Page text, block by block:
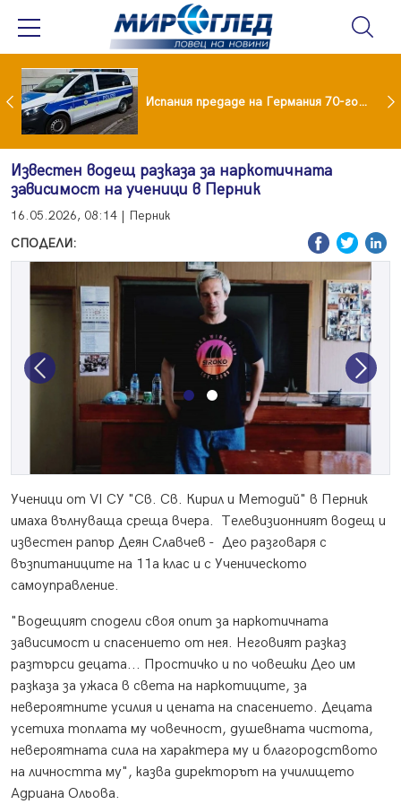
Нови пътни такси в Румъния от 31 август: Колко ще плащат камионите и колите Испания предаде на Германия 70-годишен заподозрян за банков обир
Известен водещ разказа за наркотичната
зависимост на ученици в Перник
16.05.2026, 08:14 | Перник
СПОДЕЛИ:
Previous Next
Ученици от VІ СУ "Св. Св. Кирил и Методий" в Перник
имаха вълнуваща среща вчера. Телевизионният водещ и
известен рапър Деян Славчев - Део разговаря с
възпитаниците на 11а клас и с Ученическото
самоуправление.
"Водещият сподели своя опит за наркотичната
зависимост и спасението от нея. Неговият разказ
разтърси децата... Простичко и по човешки Део им
разказа за ужаса в света на наркотиците, за
невероятните усилия и цената на спасението. Децата
усетиха топлата му човечност, душевната чистота,
невероятната сила на характера му и благородството
на личността му", казва директорът на училището
Адриана Ольова.